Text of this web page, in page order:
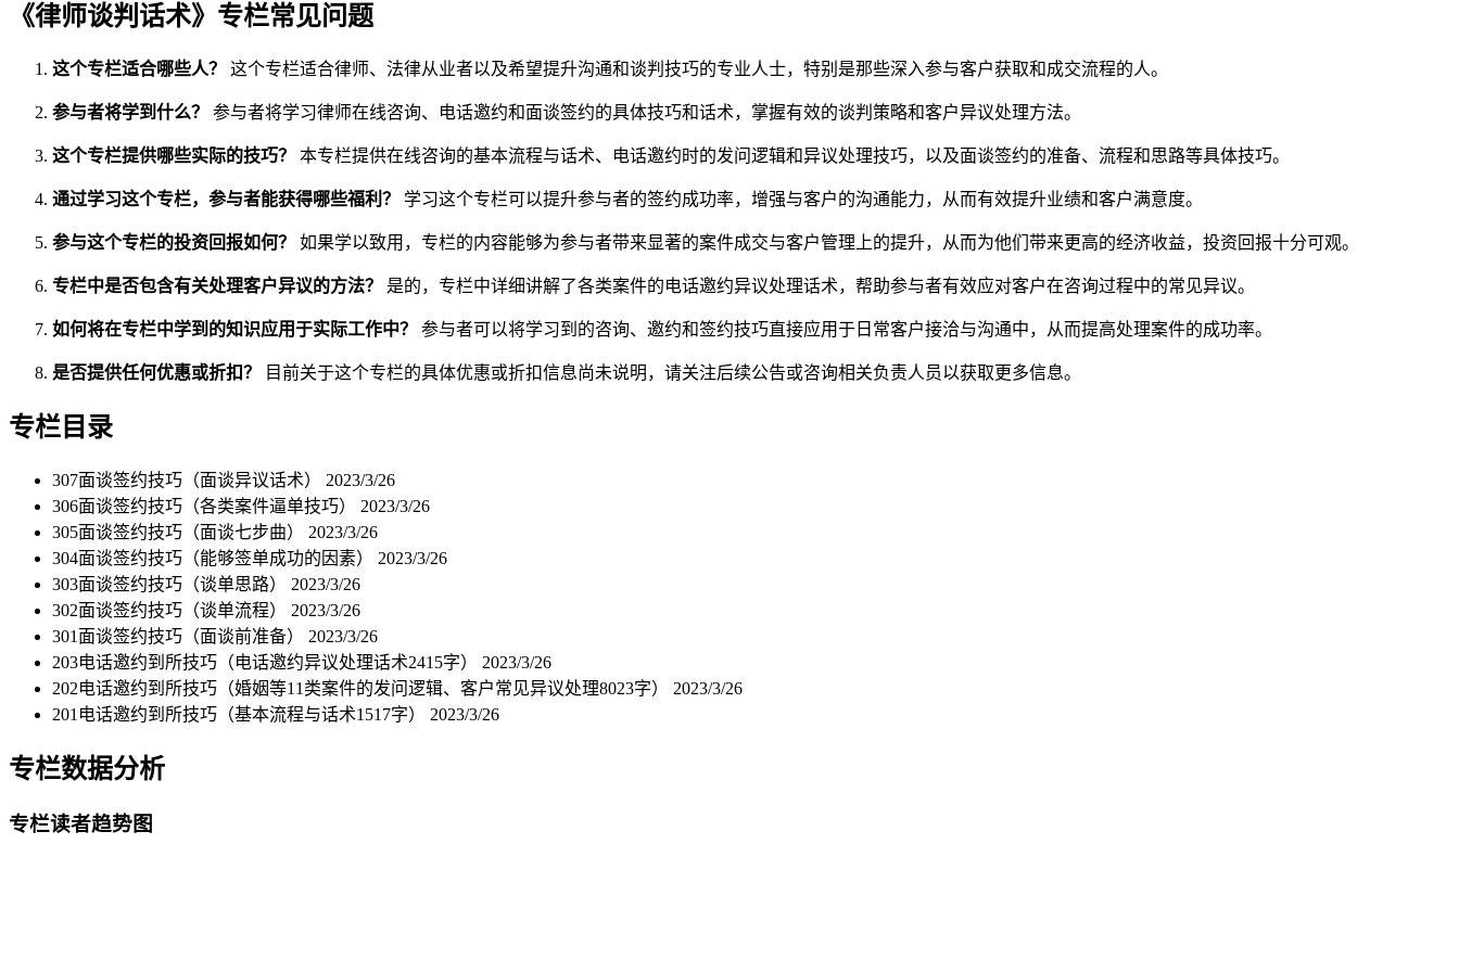
《律师谈判话术》专栏常见问题
这个专栏适合哪些人？ 这个专栏适合律师、法律从业者以及希望提升沟通和谈判技巧的专业人士，特别是那些深入参与客户获取和成交流程的人。
参与者将学到什么？ 参与者将学习律师在线咨询、电话邀约和面谈签约的具体技巧和话术，掌握有效的谈判策略和客户异议处理方法。
这个专栏提供哪些实际的技巧？ 本专栏提供在线咨询的基本流程与话术、电话邀约时的发问逻辑和异议处理技巧，以及面谈签约的准备、流程和思路等具体技巧。
通过学习这个专栏，参与者能获得哪些福利？ 学习这个专栏可以提升参与者的签约成功率，增强与客户的沟通能力，从而有效提升业绩和客户满意度。
参与这个专栏的投资回报如何？ 如果学以致用，专栏的内容能够为参与者带来显著的案件成交与客户管理上的提升，从而为他们带来更高的经济收益，投资回报十分可观。
专栏中是否包含有关处理客户异议的方法？ 是的，专栏中详细讲解了各类案件的电话邀约异议处理话术，帮助参与者有效应对客户在咨询过程中的常见异议。
如何将在专栏中学到的知识应用于实际工作中？ 参与者可以将学习到的咨询、邀约和签约技巧直接应用于日常客户接洽与沟通中，从而提高处理案件的成功率。
是否提供任何优惠或折扣？ 目前关于这个专栏的具体优惠或折扣信息尚未说明，请关注后续公告或咨询相关负责人员以获取更多信息。
专栏目录
307面谈签约技巧（面谈异议话术） 2023/3/26
306面谈签约技巧（各类案件逼单技巧） 2023/3/26
305面谈签约技巧（面谈七步曲） 2023/3/26
304面谈签约技巧（能够签单成功的因素） 2023/3/26
303面谈签约技巧（谈单思路） 2023/3/26
302面谈签约技巧（谈单流程） 2023/3/26
301面谈签约技巧（面谈前准备） 2023/3/26
203电话邀约到所技巧（电话邀约异议处理话术2415字） 2023/3/26
202电话邀约到所技巧（婚姻等11类案件的发问逻辑、客户常见异议处理8023字） 2023/3/26
201电话邀约到所技巧（基本流程与话术1517字） 2023/3/26
专栏数据分析
专栏读者趋势图